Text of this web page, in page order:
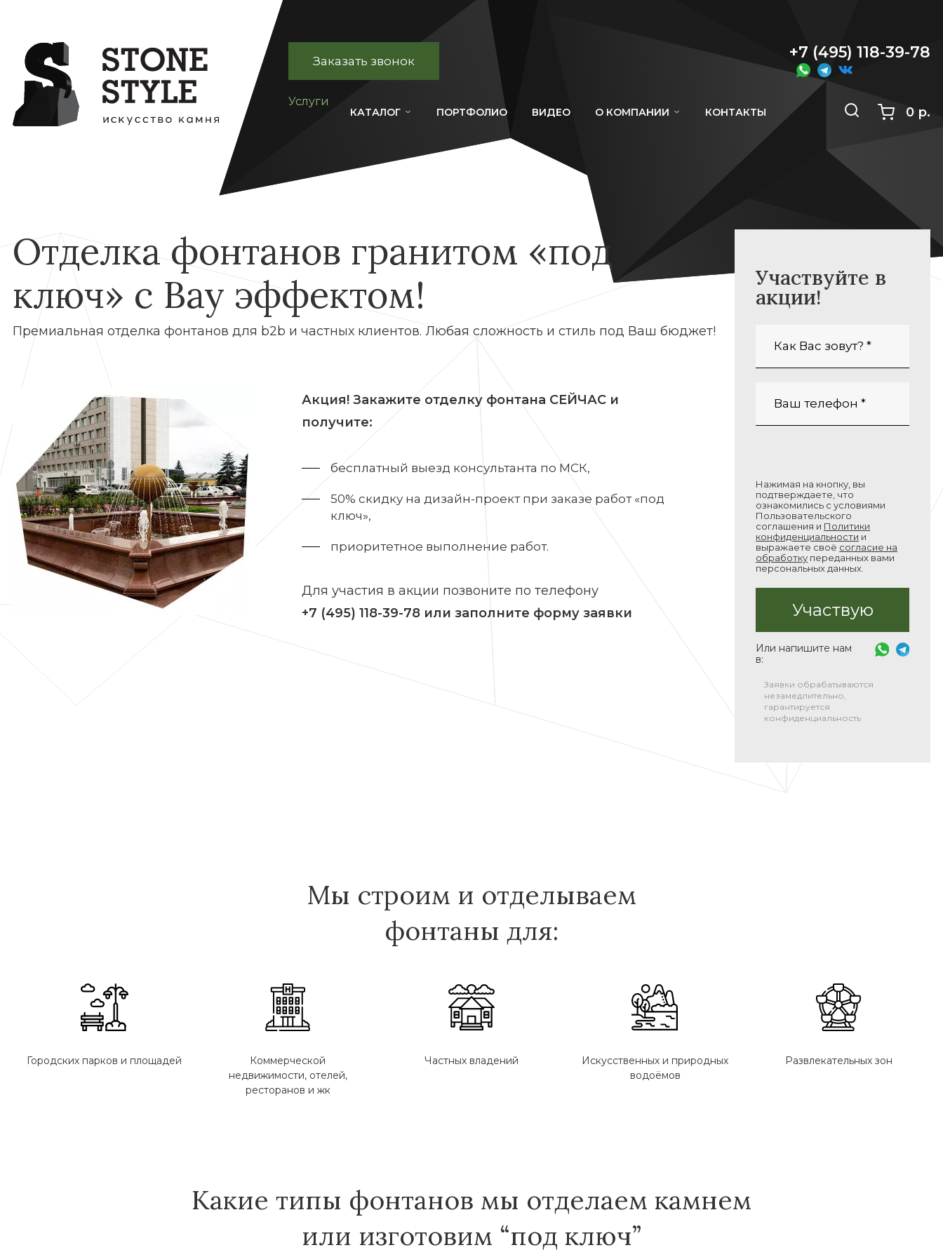
Заказать звонок +7 (495) 118-39-78
Услуги
КАТАЛОГ ПОРТФОЛИО ВИДЕО О КОМПАНИИ КОНТАКТЫ 0 р.
Отделка фонтанов гранитом «под
ключ» с Вау эффектом!
Премиальная отделка фонтанов для b2b и частных клиентов. Любая сложность и стиль под Ваш бюджет!
Акция! Закажите отделку фонтана СЕЙЧАС и
получите:
бесплатный выезд консультанта по МСК,
50% скидку на дизайн-проект при заказе работ «под
ключ»,
приоритетное выполнение работ.
Для участия в акции позвоните по телефону
+7 (495) 118-39-78или заполните форму заявки
Участвуйте в
акции!
Нажимая на кнопку, вы
подтверждаете, что
ознакомились с условиями
Пользовательского
соглашения и Политики
конфиденциальности и
выражаете своё согласие на
обработку переданных вами
персональных данных.
Или напишите нам
в:
Заявки обрабатываются
незамедлительно,
гарантируется
конфиденциальность
Мы строим и отделываем
фонтаны для:
Городских парков и площадей
Коммерческой
недвижимости, отелей,
ресторанов и жк
Частных владений
Искусственных и природных
водоёмов
Развлекательных зон
Какие типы фонтанов мы отделаем камнем
или изготовим “под ключ”